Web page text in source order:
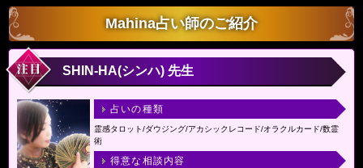
Mahina占い師のご紹介
SHIN-HA(シンハ) 先生
占いの種類
霊感タロット/ダウジング/アカシックレコード/オラクルカード/数霊
術
得意な相談内容